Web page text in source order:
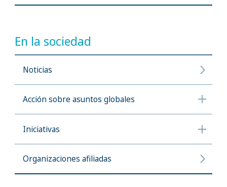
En la sociedad
Noticias
Acción sobre asuntos globales
Iniciativas
Organizaciones afiliadas